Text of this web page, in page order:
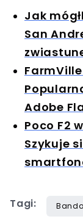
Jak
San
Adobe
Poco F2
Szykuje
Tagi: